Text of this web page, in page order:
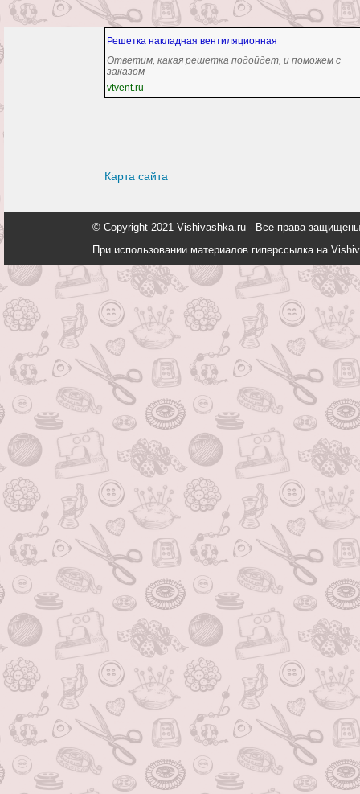
Решетка накладная вентиляционная
Ответим, какая решетка подойдет, и поможем с
заказом
vtvent.ru
Карта сайта
© Copyright 2021 Vishivashka.ru - Все права
При использовании материалов гиперссылка на